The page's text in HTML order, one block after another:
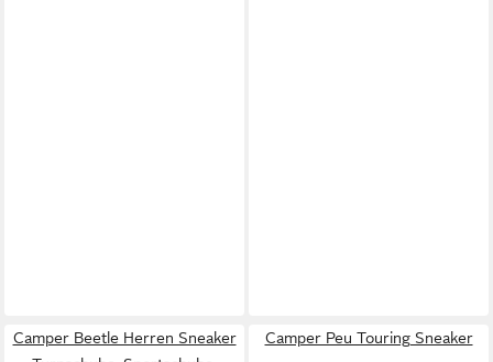
Camper Beetle Herren Sneaker
Camper Peu Touring Sneaker